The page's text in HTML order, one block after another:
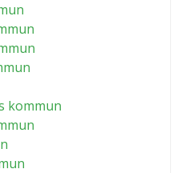
kommun